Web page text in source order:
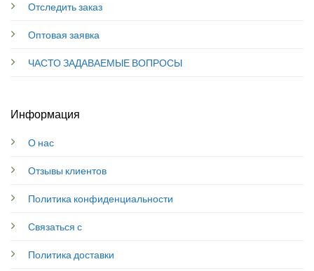
Отследить заказ
Оптовая заявка
ЧАСТО ЗАДАВАЕМЫЕ ВОПРОСЫ
Информация
О нас
Отзывы клиентов
Политика конфиденциальности
Связаться с
Политика доставки